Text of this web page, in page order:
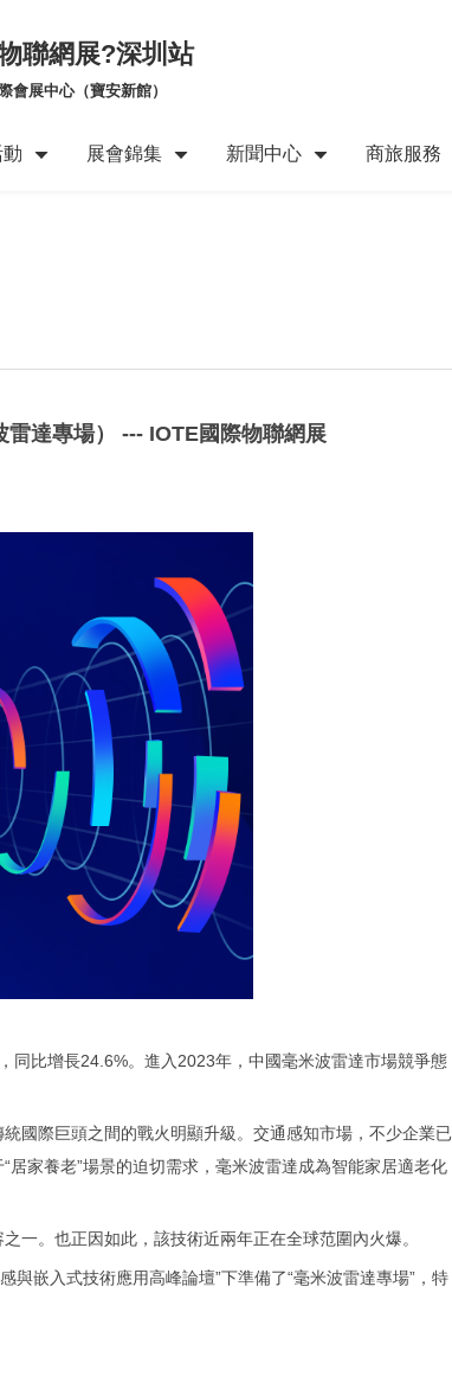
聯網展?深圳站
會展中心（寶安新館）
展會錦集 新聞中心 商旅服務
達專場） --- IOTE國際物聯網展
同比增長24.6%。進入2023年，中國毫米波雷達市場競爭態
國際巨頭之間的戰火明顯升級。交通感知市場，不少企業已
家養老”場景的迫切需求，毫米波雷達成為智能家居適老化
一。也正因如此，該技術近兩年正在全球范圍內火爆。
嵌入式技術應用高峰論壇”下準備了“毫米波雷達專場”，特